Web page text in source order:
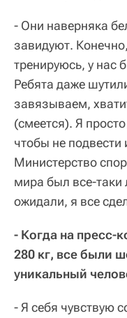
- Они наверняка
завидуют.
тренируюсь, у нас
Ребята даже
завязываем,
(смеется). Я
чтобы не
Министерство
мира был все-
ожидали, я все
- Когда на пресс-
280 кг, все были
уникальный
- Я себя чувствую